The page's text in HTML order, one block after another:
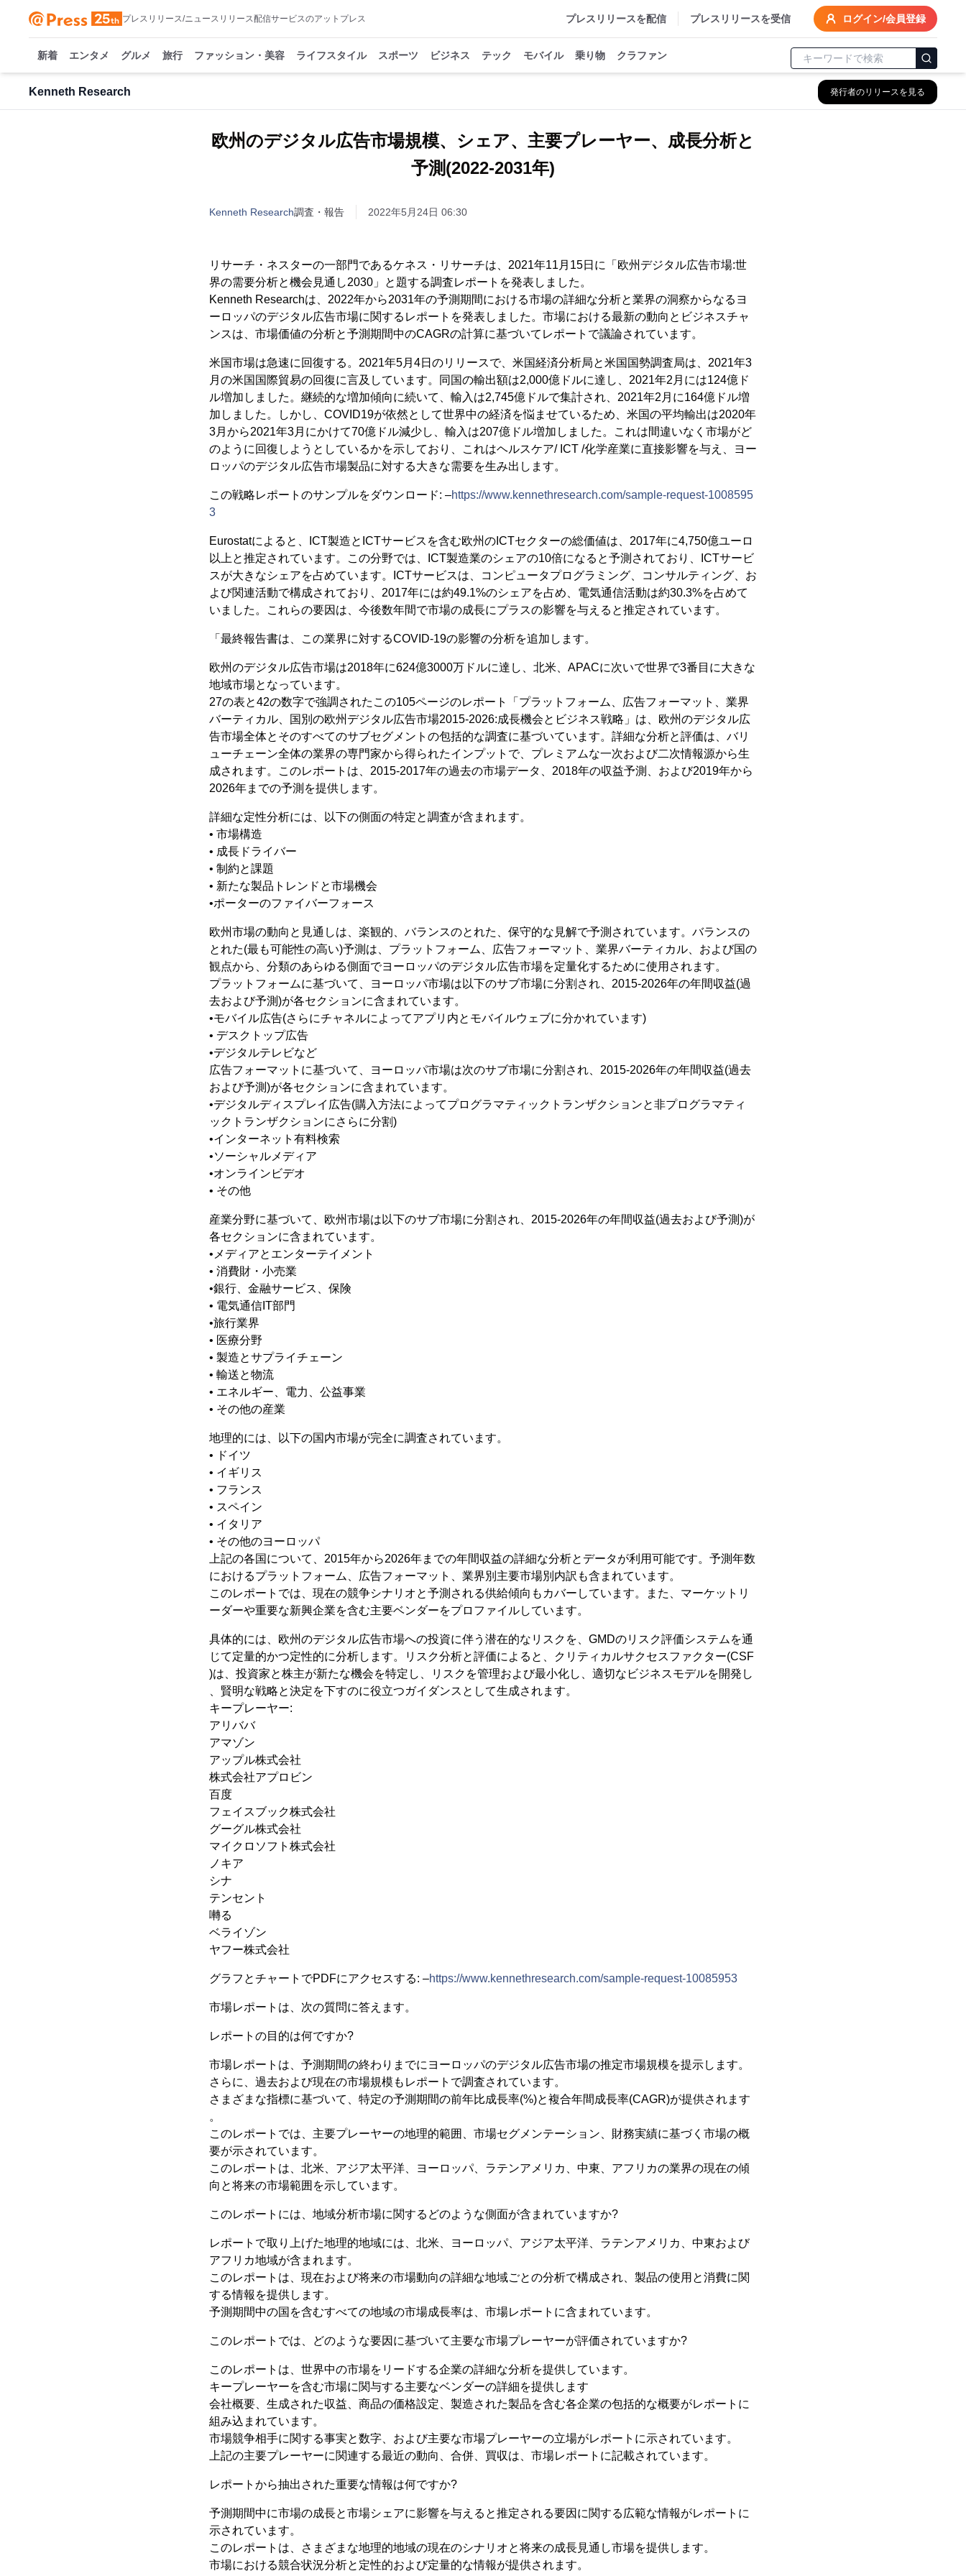
プレスリリース/ニュースリリース配信サービスのアットプレス プレスリリースを配信 プレスリリースを受信 ログイン/会員登録
新着 エンタメ グルメ 旅行 ファッション・美容 ライフスタイル スポーツ ビジネス テック モバイル 乗り物 クラファン
Kenneth Research 発行者のリリースを見る
欧州のデジタル広告市場規模、シェア、主要プレーヤー、成長分析と
予測(2022-2031年)
Kenneth Research調査・報告 2022年5月24日 06:30
リサーチ・ネスターの一部門であるケネス・リサーチは、2021年11月15日に「欧州デジタル広告市場:世
界の需要分析と機会見通し2030」と題する調査レポートを発表しました。
Kenneth Researchは、2022年から2031年の予測期間における市場の詳細な分析と業界の洞察からなるヨ
ーロッパのデジタル広告市場に関するレポートを発表しました。市場における最新の動向とビジネスチャ
ンスは、市場価値の分析と予測期間中のCAGRの計算に基づいてレポートで議論されています。
米国市場は急速に回復する。2021年5月4日のリリースで、米国経済分析局と米国国勢調査局は、2021年3
月の米国国際貿易の回復に言及しています。同国の輸出額は2,000億ドルに達し、2021年2月には124億ド
ル増加しました。継続的な増加傾向に続いて、輸入は2,745億ドルで集計され、2021年2月に164億ドル増
加しました。しかし、COVID19が依然として世界中の経済を悩ませているため、米国の平均輸出は2020年
3月から2021年3月にかけて70億ドル減少し、輸入は207億ドル増加しました。これは間違いなく市場がど
のように回復しようとしているかを示しており、これはヘルスケア/ ICT /化学産業に直接影響を与え、ヨー
ロッパのデジタル広告市場製品に対する大きな需要を生み出します。
この戦略レポートのサンプルをダウンロード: –https://www.kennethresearch.com/sample-request-1008595
3
Eurostatによると、ICT製造とICTサービスを含む欧州のICTセクターの総価値は、2017年に4,750億ユーロ
以上と推定されています。この分野では、ICT製造業のシェアの10倍になると予測されており、ICTサービ
スが大きなシェアを占めています。ICTサービスは、コンピュータプログラミング、コンサルティング、お
よび関連活動で構成されており、2017年には約49.1%のシェアを占め、電気通信活動は約30.3%を占めて
いました。これらの要因は、今後数年間で市場の成長にプラスの影響を与えると推定されています。
「最終報告書は、この業界に対するCOVID-19の影響の分析を追加します。
欧州のデジタル広告市場は2018年に624億3000万ドルに達し、北米、APACに次いで世界で3番目に大きな
地域市場となっています。
27の表と42の数字で強調されたこの105ページのレポート「プラットフォーム、広告フォーマット、業界
バーティカル、国別の欧州デジタル広告市場2015-2026:成長機会とビジネス戦略」は、欧州のデジタル広
告市場全体とそのすべてのサブセグメントの包括的な調査に基づいています。詳細な分析と評価は、バリ
ューチェーン全体の業界の専門家から得られたインプットで、プレミアムな一次および二次情報源から生
成されます。このレポートは、2015-2017年の過去の市場データ、2018年の収益予測、および2019年から
2026年までの予測を提供します。
詳細な定性分析には、以下の側面の特定と調査が含まれます。
• 市場構造
• 成長ドライバー
• 制約と課題
• 新たな製品トレンドと市場機会
•ポーターのファイバーフォース
欧州市場の動向と見通しは、楽観的、バランスのとれた、保守的な見解で予測されています。バランスの
とれた(最も可能性の高い)予測は、プラットフォーム、広告フォーマット、業界バーティカル、および国の
観点から、分類のあらゆる側面でヨーロッパのデジタル広告市場を定量化するために使用されます。
プラットフォームに基づいて、ヨーロッパ市場は以下のサブ市場に分割され、2015-2026年の年間収益(過
去および予測)が各セクションに含まれています。
•モバイル広告(さらにチャネルによってアプリ内とモバイルウェブに分かれています)
• デスクトップ広告
•デジタルテレビなど
広告フォーマットに基づいて、ヨーロッパ市場は次のサブ市場に分割され、2015-2026年の年間収益(過去
および予測)が各セクションに含まれています。
•デジタルディスプレイ広告(購入方法によってプログラマティックトランザクションと非プログラマティ
ックトランザクションにさらに分割)
•インターネット有料検索
•ソーシャルメディア
•オンラインビデオ
• その他
産業分野に基づいて、欧州市場は以下のサブ市場に分割され、2015-2026年の年間収益(過去および予測)が
各セクションに含まれています。
•メディアとエンターテイメント
• 消費財・小売業
•銀行、金融サービス、保険
• 電気通信IT部門
•旅行業界
• 医療分野
• 製造とサプライチェーン
• 輸送と物流
• エネルギー、電力、公益事業
• その他の産業
地理的には、以下の国内市場が完全に調査されています。
• ドイツ
• イギリス
• フランス
• スペイン
• イタリア
• その他のヨーロッパ
上記の各国について、2015年から2026年までの年間収益の詳細な分析とデータが利用可能です。予測年数
におけるプラットフォーム、広告フォーマット、業界別主要市場別内訳も含まれています。
このレポートでは、現在の競争シナリオと予測される供給傾向もカバーしています。また、マーケットリ
ーダーや重要な新興企業を含む主要ベンダーをプロファイルしています。
具体的には、欧州のデジタル広告市場への投資に伴う潜在的なリスクを、GMDのリスク評価システムを通
じて定量的かつ定性的に分析します。リスク分析と評価によると、クリティカルサクセスファクター(CSF
)は、投資家と株主が新たな機会を特定し、リスクを管理および最小化し、適切なビジネスモデルを開発し
、賢明な戦略と決定を下すのに役立つガイダンスとして生成されます。
キープレーヤー:
アリババ
アマゾン
アップル株式会社
株式会社アプロビン
百度
フェイスブック株式会社
グーグル株式会社
マイクロソフト株式会社
ノキア
シナ
テンセント
囀る
ベライゾン
ヤフー株式会社
グラフとチャートでPDFにアクセスする: –https://www.kennethresearch.com/sample-request-10085953
市場レポートは、次の質問に答えます。
レポートの目的は何ですか?
市場レポートは、予測期間の終わりまでにヨーロッパのデジタル広告市場の推定市場規模を提示します。
さらに、過去および現在の市場規模もレポートで調査されています。
さまざまな指標に基づいて、特定の予測期間の前年比成長率(%)と複合年間成長率(CAGR)が提供されます
。
このレポートでは、主要プレーヤーの地理的範囲、市場セグメンテーション、財務実績に基づく市場の概
要が示されています。
このレポートは、北米、アジア太平洋、ヨーロッパ、ラテンアメリカ、中東、アフリカの業界の現在の傾
向と将来の市場範囲を示しています。
このレポートには、地域分析市場に関するどのような側面が含まれていますか?
レポートで取り上げた地理的地域には、北米、ヨーロッパ、アジア太平洋、ラテンアメリカ、中東および
アフリカ地域が含まれます。
このレポートは、現在および将来の市場動向の詳細な地域ごとの分析で構成され、製品の使用と消費に関
する情報を提供します。
予測期間中の国を含むすべての地域の市場成長率は、市場レポートに含まれています。
このレポートでは、どのような要因に基づいて主要な市場プレーヤーが評価されていますか?
このレポートは、世界中の市場をリードする企業の詳細な分析を提供しています。
キープレーヤーを含む市場に関与する主要なベンダーの詳細を提供します
会社概要、生成された収益、商品の価格設定、製造された製品を含む各企業の包括的な概要がレポートに
組み込まれています。
市場競争相手に関する事実と数字、および主要な市場プレーヤーの立場がレポートに示されています。
上記の主要プレーヤーに関連する最近の動向、合併、買収は、市場レポートに記載されています。
レポートから抽出された重要な情報は何ですか?
予測期間中に市場の成長と市場シェアに影響を与えると推定される要因に関する広範な情報がレポートに
示されています。
このレポートは、さまざまな地理的地域の現在のシナリオと将来の成長見通し市場を提供します。
市場における競合状況分析と定性的および定量的な情報が提供されます。